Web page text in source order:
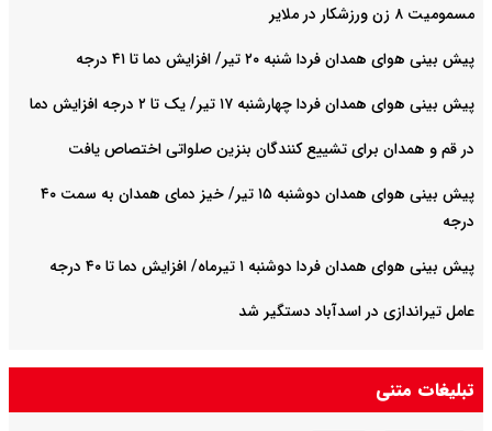
مسمومیت ۸ زن ورزشکار در ملایر
پیش بینی هوای همدان فردا شنبه ۲۰ تیر/ افزایش دما تا ۴۱ درجه
پیش بینی هوای همدان فردا چهارشنبه ۱۷ تیر/ یک تا ۲ درجه افزایش دما
در قم و همدان برای تشییع کنندگان بنزین صلواتی اختصاص یافت
پیش بینی هوای همدان دوشنبه ۱۵ تیر/ خیز دمای همدان به سمت ۴۰
درجه
پیش بینی هوای همدان فردا دوشنبه ۱ تیرماه/ افزایش دما تا ۴۰ درجه
عامل تیراندازی در اسدآباد دستگیر شد
تبلیغات متنی